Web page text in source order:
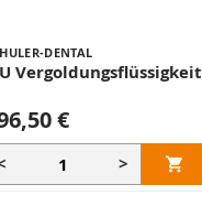
DENTAL
Vergoldungsflüssigkeit
€
>